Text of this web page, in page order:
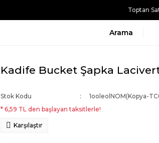
Toptan
Arama
Kadife Bucket Şapka
Stok Kodu
1ooleolNOM(Kopya-
* 6,59 TL den başlayan taksitlerle!
Karşılaştır